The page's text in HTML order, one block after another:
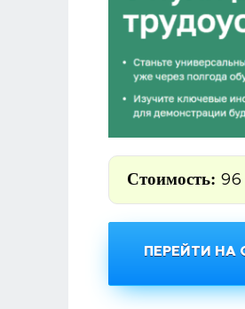
Стоимость: 96
ПЕРЕЙТИ НА